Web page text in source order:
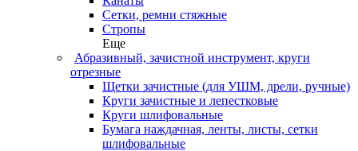
Сетки, ремни стяжные
Стропы
Еще
Абразивный, зачистной инструмент, круги
отрезные
Щетки зачистные (для УШМ, дрели, ручные)
Круги зачистные и лепестковые
Круги шлифовальные
Бумага наждачная, ленты, листы, сетки
шлифовальные